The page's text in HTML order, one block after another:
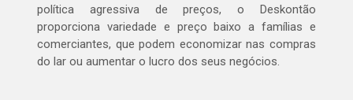
política agressiva de preços, o Deskontão
proporciona variedade e preço baixo a famílias e
comerciantes, que podem economizar nas compras
do lar ou aumentar o lucro dos seus negócios.